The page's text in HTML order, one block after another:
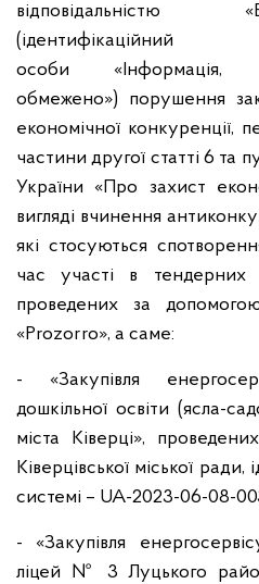
особи
обмежено») порушення
економічної конкуренції,
частини другої статті 6 та
України «Про захист
вигляді вчинення
які стосуються
час участі в тендерних
проведених за
«Prozorro», а саме:
- «Закупівля
дошкільної освіти (ясла-
міста Ківерці»,
Ківерцівської міської ради,
системі – UA-2023-06-08-
- «Закупівля
ліцей № 3 Луцького